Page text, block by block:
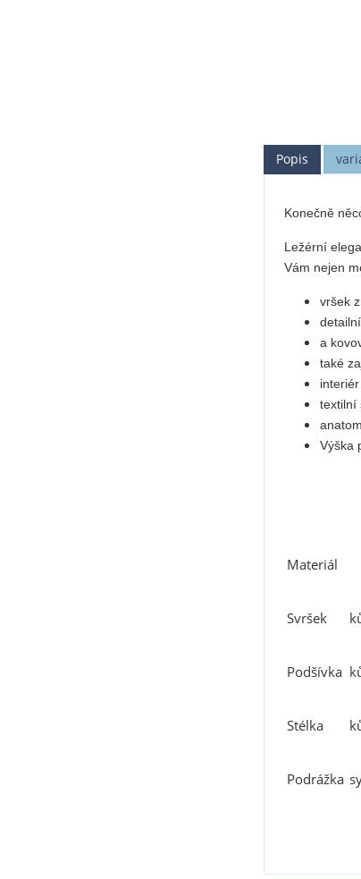
Popis
Konečně
Ležérní
Vám nejen
vršek
a
také
textilní
Výška
Materiál
Svršek
Podšívka
Stélka
Podrážka